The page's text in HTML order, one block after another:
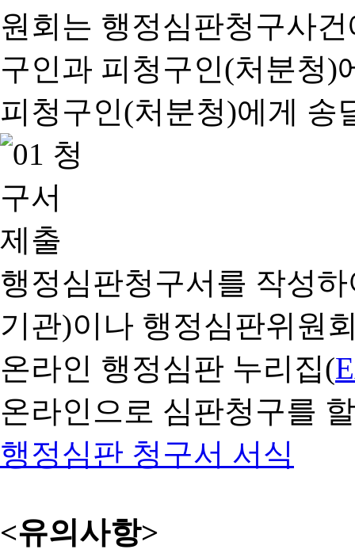
행정심판청구서를 작성
기관)이나 행정심판위원
온라인 행정심판 누리집(
온라인으로 심판청구를
행정심판 청구서 서식
<유의사항>